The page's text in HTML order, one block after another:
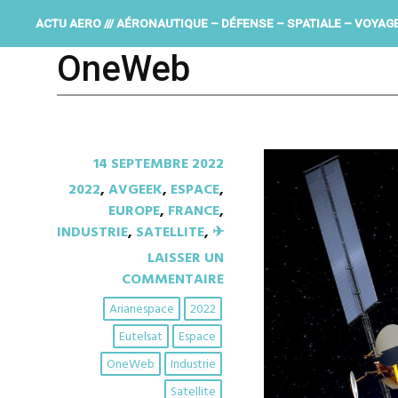
ACTU AERO /// AÉRONAUTIQUE – DÉFENSE – SPATIALE –
OneWeb
14 SEPTEMBRE 2022
2022,AVGEEK, ESPACE,
EUROPE, FRANCE,
INDUSTRIE, SATELLITE, ✈︎
LAISSER UN
COMMENTAIRE
2022
Arianespace
Espace
Eutelsat
Industrie
OneWeb
Satellite